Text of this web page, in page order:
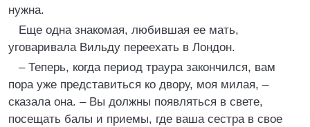
нужна.
Еще одна знакомая, любившая ее мать,
уговаривала Вильду переехать в Лондон.
– Теперь, когда период траура закончился, вам
пора уже представиться ко двору, моя милая, –
сказала она. – Вы должны появляться в свете,
посещать балы и приемы, где ваша сестра в свое